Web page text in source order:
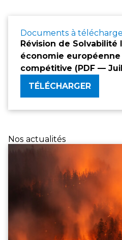
Documents à
Révision de Solvabilité
économie
compétitive (PDF —
TÉLÉCHARGER
Nos actualités